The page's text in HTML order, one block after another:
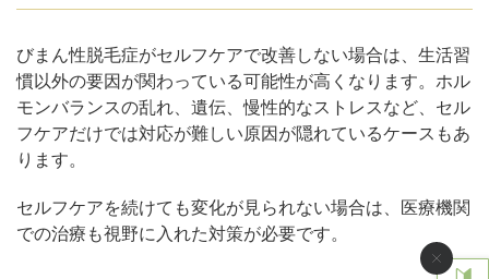
びまん性脱毛症がセルフケアで改善しない場合は、生活習
慣以外の要因が関わっている可能性が高くなります。ホル
モンバランスの乱れ、遺伝、慢性的なストレスなど、セル
フケアだけでは対応が難しい原因が隠れているケースもあ
ります。
セルフケアを続けても変化が見られない場合は、医療機関
での治療も視野に入れた対策が必要です。